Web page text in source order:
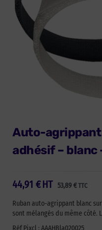
Auto-
adhésif – blanc
44,91 € 53,89€ TTC
HT
Ruban auto-agrippant blanc
sont mélangés du même côté.
Réf Pixcl : AAAHBla020025